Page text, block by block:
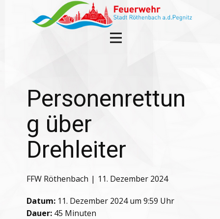
Personenrettun
g über
Drehleiter
FFW Röthenbach 11. Dezember 2024
Datum: 11. Dezember 2024 um 9:59 Uhr
Dauer: 45 Minuten